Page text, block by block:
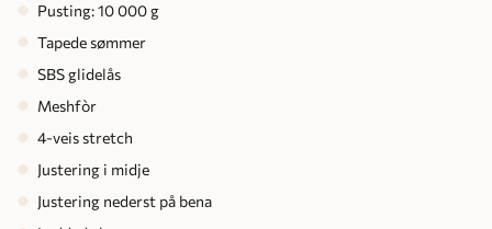
Pusting: 10 000 g
Tapede sømmer
SBS glidelås
Meshfòr
4-veis stretch
Justering i midje
Justering nederst på bena